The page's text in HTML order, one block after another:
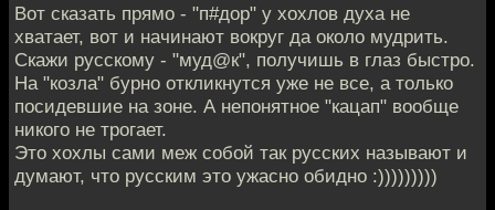
Вот сказать прямо - "п#дор" у хохлов духа не
хватает, вот и начинают вокруг да около мудрить.
Скажи русскому - "муд@к", получишь в глаз быстро.
На "козла" бурно откликнутся уже не все, а только
посидевшие на зоне. А непонятное "кацап" вообще
никого не трогает.
Это хохлы сами меж собой так русских называют и
думают, что русским это ужасно обидно :)))))))))